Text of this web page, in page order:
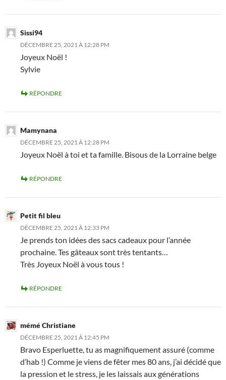
Sissi94
DÉCEMBRE 25, 2021 À 12:28 PM
Joyeux Noël !
Sylvie
RÉPONDRE
Mamynana
DÉCEMBRE 25, 2021 À 12:28 PM
Joyeux Noël à toi et ta famille. Bisous de la Lorraine belge
RÉPONDRE
Petit fil bleu
DÉCEMBRE 25, 2021 À 12:33 PM
Je prends ton idées des sacs cadeaux pour l’année
prochaine. Tes gâteaux sont très tentants…
Très Joyeux Noël à vous tous !
RÉPONDRE
mémé Christiane
DÉCEMBRE 25, 2021 À 12:45 PM
Bravo Esperluette, tu as magnifiquement assuré (comme
d’hab !) Comme je viens de fêter mes 80 ans, j’ai décidé que
la pression et le stress, je les laissais aux générations